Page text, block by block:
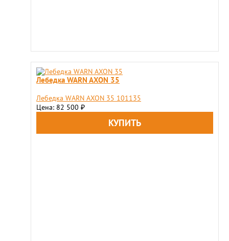
Лебедка WARN AXON 35
Лебедка WARN AXON 35 101135
Цена: 82 500 ₽